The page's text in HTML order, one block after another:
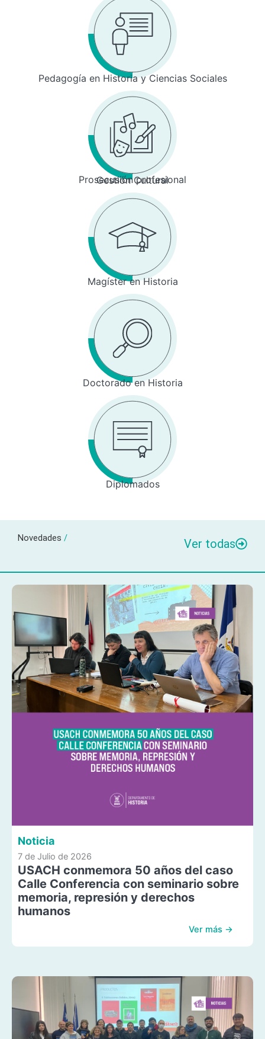
Pedagogía en Historia y Ciencias Sociales
Prosecusión profesional
Gestión Cultural
Magíster en Historia
Doctorado en Historia
Diplomados
Novedades / Ver todas
Noticia
7 de Julio de 2026
USACH conmemora 50 años del caso
Calle Conferencia con seminario sobre
memoria, represión y derechos
humanos
Ver más →